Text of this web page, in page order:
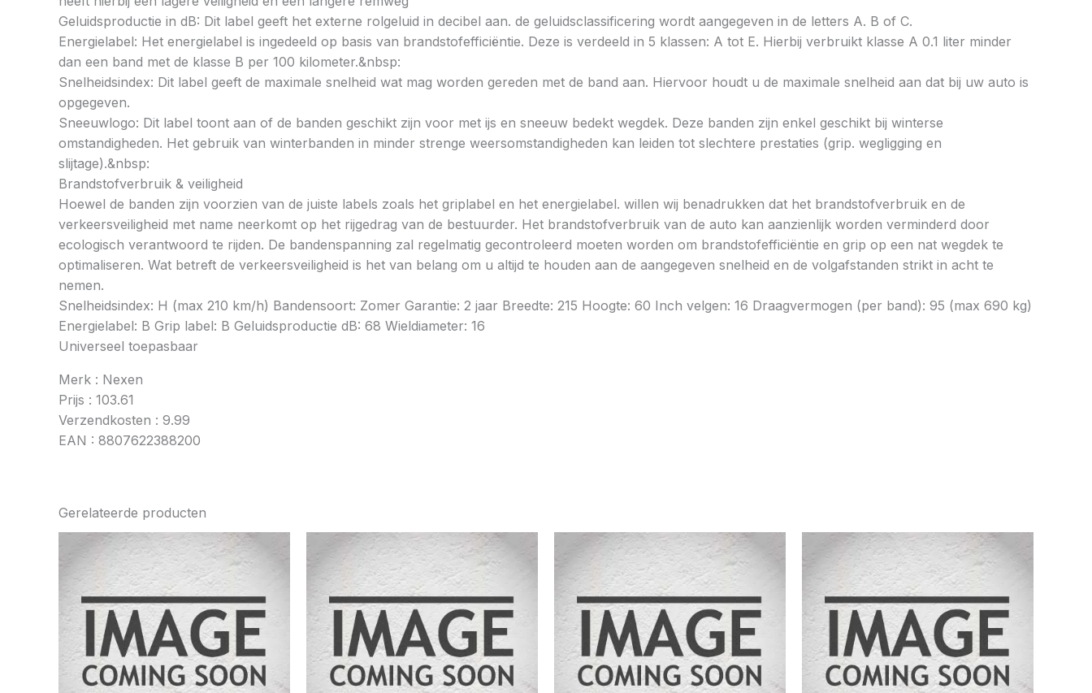
Geluidsproductie in dB: Dit label geeft het externe rolgeluid in decibel aan. de geluidsclassificering wordt aangegeven in de letters A. B of C.
Energielabel: Het energielabel is ingedeeld op basis van brandstofefficiëntie. Deze is verdeeld in 5 klassen: A tot E. Hierbij verbruikt klasse A 0.1 liter minder
dan een band met de klasse B per 100 kilometer.&nbsp:
Snelheidsindex: Dit label geeft de maximale snelheid wat mag worden gereden met de band aan. Hiervoor houdt u de maximale snelheid aan dat bij uw auto is
opgegeven.
Sneeuwlogo: Dit label toont aan of de banden geschikt zijn voor met ijs en sneeuw bedekt wegdek. Deze banden zijn enkel geschikt bij winterse
omstandigheden. Het gebruik van winterbanden in minder strenge weersomstandigheden kan leiden tot slechtere prestaties (grip. wegligging en
slijtage).&nbsp:
Brandstofverbruik & veiligheid
Hoewel de banden zijn voorzien van de juiste labels zoals het griplabel en het energielabel. willen wij benadrukken dat het brandstofverbruik en de
verkeersveiligheid met name neerkomt op het rijgedrag van de bestuurder. Het brandstofverbruik van de auto kan aanzienlijk worden verminderd door
ecologisch verantwoord te rijden. De bandenspanning zal regelmatig gecontroleerd moeten worden om brandstofefficiëntie en grip op een nat wegdek te
optimaliseren. Wat betreft de verkeersveiligheid is het van belang om u altijd te houden aan de aangegeven snelheid en de volgafstanden strikt in acht te
nemen.
Snelheidsindex: H (max 210 km/h) Bandensoort: Zomer Garantie: 2 jaar Breedte: 215 Hoogte: 60 Inch velgen: 16 Draagvermogen (per band): 95 (max 690 kg)
Energielabel: B Grip label: B Geluidsproductie dB: 68 Wieldiameter: 16
Universeel toepasbaar
Merk : Nexen
Prijs : 103.61
Verzendkosten : 9.99
EAN : 8807622388200
Gerelateerde producten